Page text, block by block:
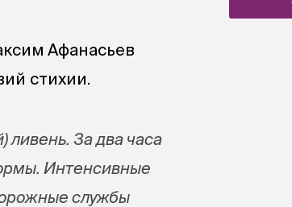
Афанасьев
стихии.
ливень. За два часа
Интенсивные
службы